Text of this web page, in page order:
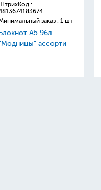
ШтрихКод :
заказ : 1 шт
Блокнот А5 96л
ассорти